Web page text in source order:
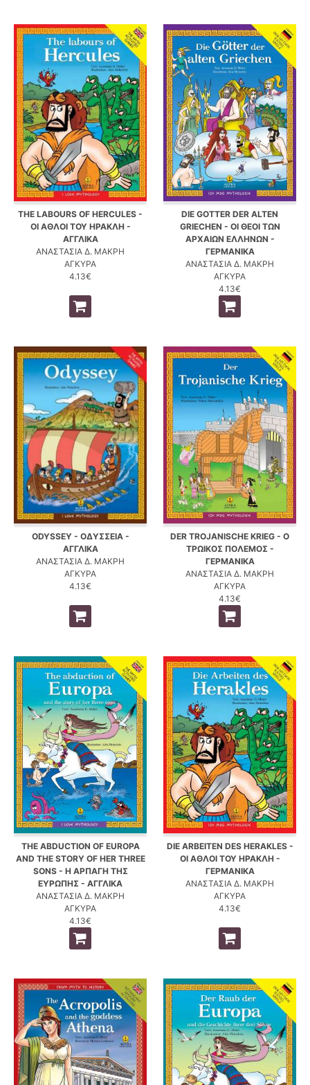
THE LABOURS OF HERCULES -
ΟΙ ΑΘΛΟΙ ΤΟΥ ΗΡΑΚΛΗ -
ΑΓΓΛΙΚΑ
ΑΝΑΣΤΑΣΙΑ Δ. ΜΑΚΡΗ
ΑΓΚΥΡΑ
4.13€
DIE GOTTER DER ALTEN
GRIECHEN - ΟΙ ΘΕΟΙ ΤΩΝ
ΑΡΧΑΙΩΝ ΕΛΛΗΝΩΝ -
ΓΕΡΜΑΝΙΚΑ
ΑΝΑΣΤΑΣΙΑ Δ. ΜΑΚΡΗ
ΑΓΚΥΡΑ
4.13€
ODYSSEY - ΟΔΥΣΣΕΙΑ -
ΑΓΓΛΙΚΑ
ΑΝΑΣΤΑΣΙΑ Δ. ΜΑΚΡΗ
ΑΓΚΥΡΑ
4.13€
DER TROJANISCHE KRIEG - Ο
ΤΡΩΙΚΟΣ ΠΟΛΕΜΟΣ -
ΓΕΡΜΑΝΙΚΑ
ΑΝΑΣΤΑΣΙΑ Δ. ΜΑΚΡΗ
ΑΓΚΥΡΑ
4.13€
THE ABDUCTION OF EUROPA
AND THE STORY OF HER THREE
SONS - Η ΑΡΠΑΓΗ ΤΗΣ
ΕΥΡΩΠΗΣ - ΑΓΓΛΙΚΑ
ΑΝΑΣΤΑΣΙΑ Δ. ΜΑΚΡΗ
ΑΓΚΥΡΑ
4.13€
DIE ARBEITEN DES HERAKLES -
ΟΙ ΑΘΛΟΙ ΤΟΥ ΗΡΑΚΛΗ -
ΓΕΡΜΑΝΙΚΑ
ΑΝΑΣΤΑΣΙΑ Δ. ΜΑΚΡΗ
ΑΓΚΥΡΑ
4.13€